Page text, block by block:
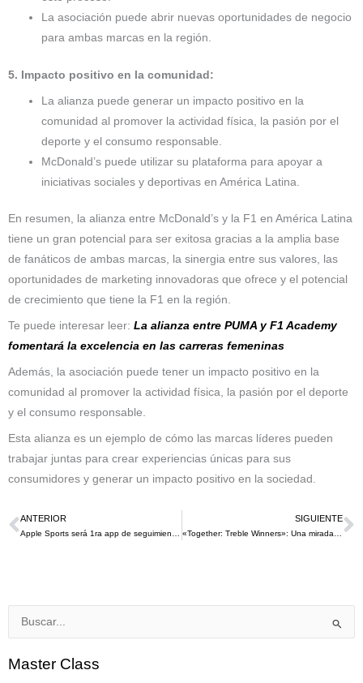
La asociación puede abrir nuevas oportunidades de negocio
para ambas marcas en la región.
5. Impacto positivo en la comunidad:
La alianza puede generar un impacto positivo en la
comunidad al promover la actividad física, la pasión por el
deporte y el consumo responsable.
McDonald’s puede utilizar su plataforma para apoyar a
iniciativas sociales y deportivas en América Latina.
En resumen, la alianza entre McDonald’s y la F1 en América Latina
tiene un gran potencial para ser exitosa gracias a la amplia base
de fanáticos de ambas marcas, la sinergia entre sus valores, las
oportunidades de marketing innovadoras que ofrece y el potencial
de crecimiento que tiene la F1 en la región.
Te puede interesar leer: La alianza entre PUMA y F1 Academy
fomentará la excelencia en las carreras femeninas
Además, la asociación puede tener un impacto positivo en la
comunidad al promover la actividad física, la pasión por el deporte
y el consumo responsable.
Esta alianza es un ejemplo de cómo las marcas líderes pueden
trabajar juntas para crear experiencias únicas para sus
consumidores y generar un impacto positivo en la sociedad.
Ant
ANTERIOR
Apple Sports será 1ra app de seguimiento deportivo para iPhone
SIGUIENTE
«Together: Treble Winners»: Una mirada íntima al triplete histórico del Manchester City en la temporada 2023/24 estará en Netflix
Buscar
Master Class